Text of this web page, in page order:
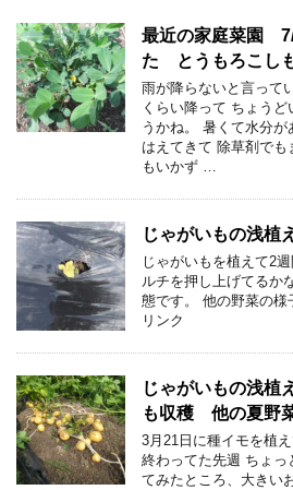
最近の家庭菜園
た とうもろこし
雨が降らないと言って
くらい降って ちょう
うかね。 暑くて水分
はえてきて 除草剤でも
もいかず …
じゃがいもの浅植
じゃがいもを植えて2
ルチを押し上げてるか
態です。 他の野菜の様
リンク
じゃがいもの浅植
も収穫 他の夏野
3月21日に種イモを植
終わってた先週 ちょ
てみたところ、大きい